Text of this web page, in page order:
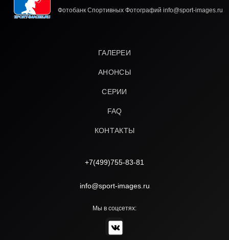
Фотобанк Спортивных Фотографий info@sport-images.ru
ГАЛЕРЕИ
АНОНСЫ
СЕРИИ
FAQ
КОНТАКТЫ
+7(499)755-83-81
info@sport-images.ru
Мы в соцсетях: